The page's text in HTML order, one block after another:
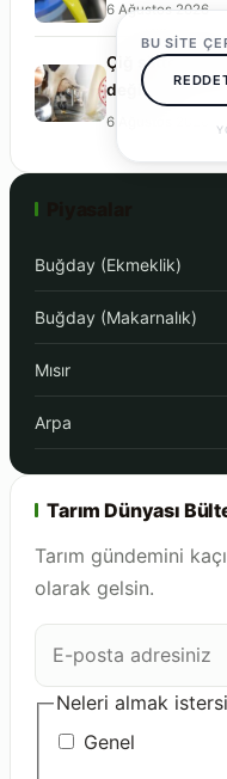
6 Ağustos 2026
Çiğ sütte 2026
değil
6 Ağustos 2026
Buğday (Ekmeklik)
Buğday (Makarnalık)
Mısır
Arpa
Tarım Dünyası
Tarım gündemini
olarak gelsin.
E-
posta
adresiniz
Neleri almak
Genel
BU SITE